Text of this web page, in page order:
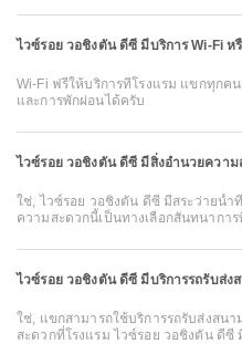
ไวซ์รอย วอชิงตัน ดีซี มีบริการ Wi-Fi ห
Wi-Fi ฟรีให้บริการที่โรงแรม แขกทุกค
และการพักผ่อนได้ครับ
ไวซ์รอย วอชิงตัน ดีซี มีสิ่งอำนวยควา
ใช่, ไวซ์รอย วอชิงตัน ดีซี มีสระว่ายน้
ความสะดวกนี้เป็นทางเลือกสันทนากา
ไวซ์รอย วอชิงตัน ดีซี มีบริการรถรับส่ง
ใช่, แขกสามารถใช้บริการรถรับส่งสน
สะดวกที่โรงแรม ไวซ์รอย วอชิงตัน ดีซี